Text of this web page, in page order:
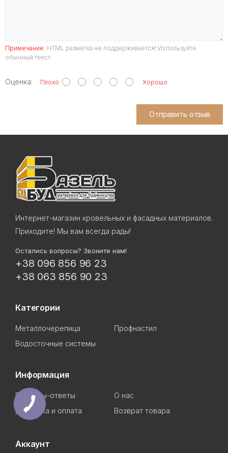
Примечание: HTML разметка не поддерживается! Используйте
обычный текст.
Оценка: Плохо Хорошо
Отправить отзыв
Интернет-магазин кровельных и фасадных материалов.
Приходите! Мы вам всегда рады!
Остались вопросы? Звоните нам!
+38 096 856 96 23
+38 063 856 90 23
Категории
Металлочерепица
Профнастил
Водосточные системы
Информация
Вопросы-ответы
О нас
Доставка и оплата
Возврат товара
Аккаунт